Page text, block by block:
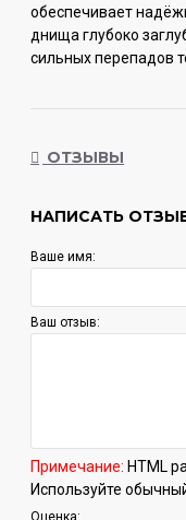
обеспечивает
днища глубоко
сильных перепадов
ОТЗЫВЫ
НАПИСАТЬ
Ваше имя:
Ваш отзыв:
Примечание: HTML
Используйте